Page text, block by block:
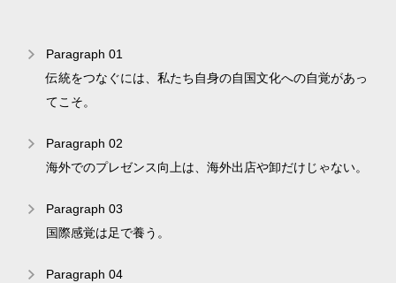
Paragraph 01
伝統をつなぐには、私たち自身の自国文化への自覚があっ
てこそ。
Paragraph 02
海外でのプレゼンス向上は、海外出店や卸だけじゃない。
Paragraph 03
国際感覚は足で養う。
Paragraph 04